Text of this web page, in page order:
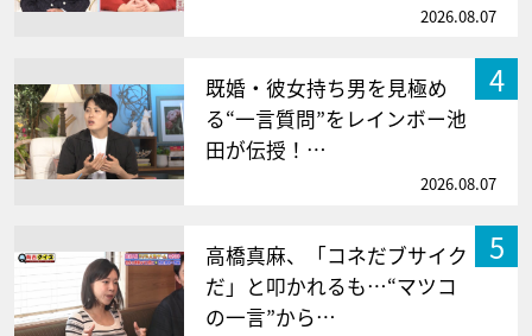
2026.08.07
4
既婚・彼女持ち男を見極め
る“一言質問”をレインボー池
田が伝授！…
2026.08.07
5
高橋真麻、「コネだブサイク
だ」と叩かれるも…“マツコ
の一言”から…